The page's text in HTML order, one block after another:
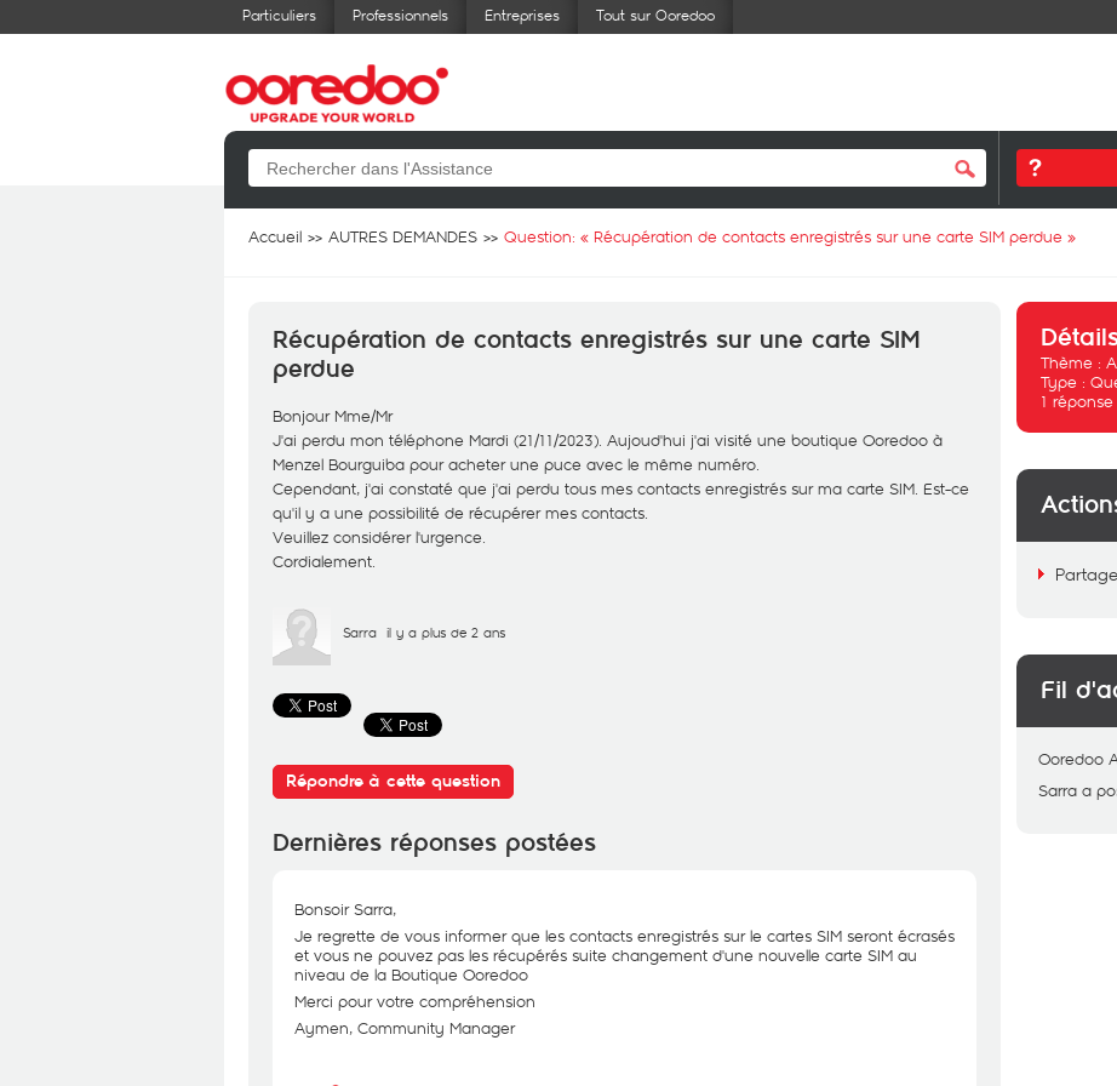
Particuliers Professionnels Entreprises Tout sur Ooredoo
Accueil AUTRES DEMANDES Question: « Récupération de contacts enregistrés sur une carte SIM perdue »
Récupération de contacts enregistrés sur une carte SIM
perdue
Bonjour Mme/Mr
J'ai perdu mon téléphone Mardi (21/11/2023). Aujoud'hui j'ai visité une boutique Ooredoo à
Menzel Bourguiba pour acheter une puce avec le même numéro.
Cependant, j'ai constaté que j'ai perdu tous mes contacts enregistrés sur ma carte SIM. Est-ce
qu'il y a une possibilité de récupérer mes contacts.
Veuillez considérer l'urgence.
Cordialement.
Sarra il y a plus de 2 ans
Répondre à cette question
Dernières réponses postées
Bonsoir Sarra,
Je regrette de vous informer que les contacts enregistrés sur le cartes SIM seront écrasés
et vous ne pouvez pas les récupérés suite changement d'une nouvelle carte SIM au
niveau de la Boutique Ooredoo
Merci pour votre compréhension
Aymen, Community Manager
Thème :
Type :
1 réponse
Fil
Ooredoo
Sarra a